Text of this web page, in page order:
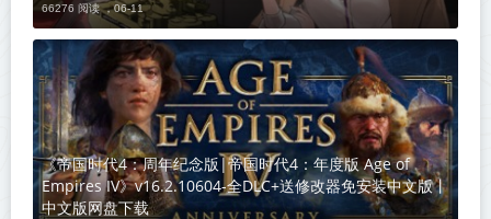
66276 阅读 ，06-11
《帝国时代4：周年纪念版|帝国时代4：年度版 Age of
Empires IV》v16.2.10604-全DLC+送修改器免安装中文版丨
中文版网盘下载